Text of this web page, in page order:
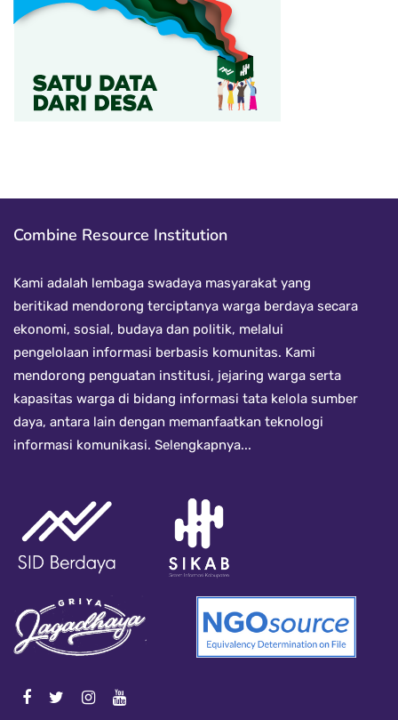
Combine Resource Institution
Kami adalah lembaga swadaya masyarakat yang
beritikad mendorong terciptanya warga berdaya secara
ekonomi, sosial, budaya dan politik, melalui
pengelolaan informasi berbasis komunitas. Kami
mendorong penguatan institusi, jejaring warga serta
kapasitas warga di bidang informasi tata kelola sumber
daya, antara lain dengan memanfaatkan teknologi
informasi komunikasi. Selengkapnya...